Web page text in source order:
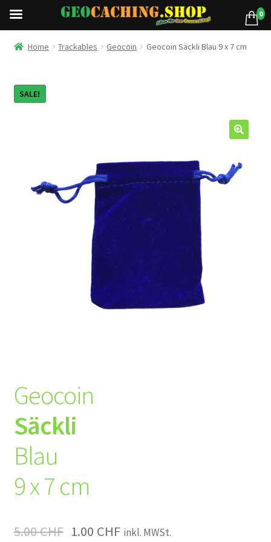
Home Trackables Geocoin Geocoin Säckli Blau 9 x 7 cm
SALE!
Geocoin
Säckli
Blau
9 x 7 cm
5.00CHF 1.00 CHF inkl. MWSt.
0